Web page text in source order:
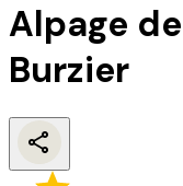
Alpage
Burzier